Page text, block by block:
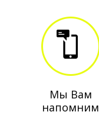
Мы Вам
напомним